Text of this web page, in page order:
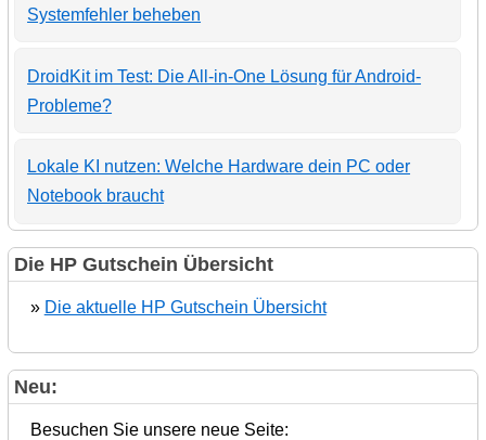
Systemfehler beheben
DroidKit im Test: Die All-in-One Lösung für Android-
Probleme?
Lokale KI nutzen: Welche Hardware dein PC oder
Notebook braucht
Die HP Gutschein Übersicht
» Die aktuelle HP Gutschein Übersicht
Neu:
Besuchen Sie unsere neue Seite: